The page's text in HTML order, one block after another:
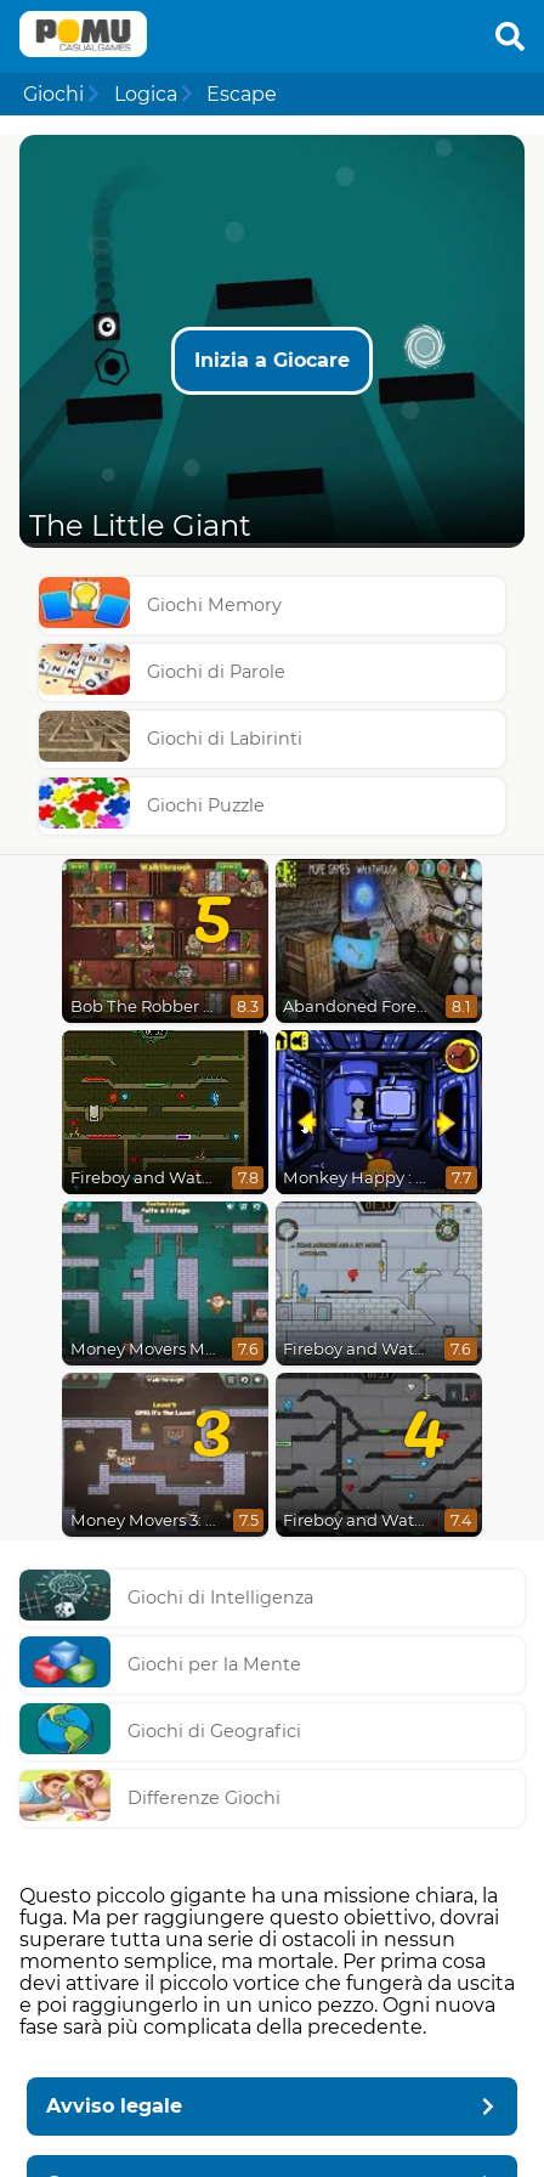
Giochi Logica Escape
Inizia a Giocare
The Little Giant
Giochi Memory
Giochi di Parole
Giochi di Labirinti
Giochi Puzzle
5
Bob The Robber 5 The Temple Adventure 8.3 Abandoned Forest House 8.1
Fireboy and Watergirl 5 : Elements 7.8 Monkey Happy : Stage 0112 7.7
Money Movers Maker 7.6 Fireboy and Watergirl in The Ice Temple 7.6
3
Money Movers 3: Guard Duty 7.5
4
Fireboy and Watergirl 4 : Crystal Temple 7.4
Giochi di Intelligenza
Giochi per la Mente
Giochi di Geografici
Differenze Giochi
Questo piccolo gigante ha una missione chiara, la
fuga. Ma per raggiungere questo obiettivo, dovrai
superare tutta una serie di ostacoli in nessun
momento semplice, ma mortale. Per prima cosa
devi attivare il piccolo vortice che fungerà da uscita
e poi raggiungerlo in un unico pezzo. Ogni nuova
fase sarà più complicata della precedente.
Avviso legale